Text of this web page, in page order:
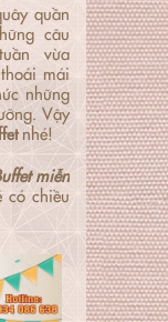
quần
câu
vừa
mái
những
Vậy
nhé!
miễn
có chiều